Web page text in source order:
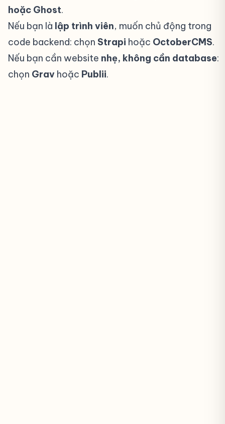
hoặc Ghost.
Nếu bạn là lập trình viên, muốn chủ động trong
code backend: chọn Strapi hoặc OctoberCMS.
Nếu bạn cần website nhẹ, không cần database:
chọn Grav hoặc Publii.